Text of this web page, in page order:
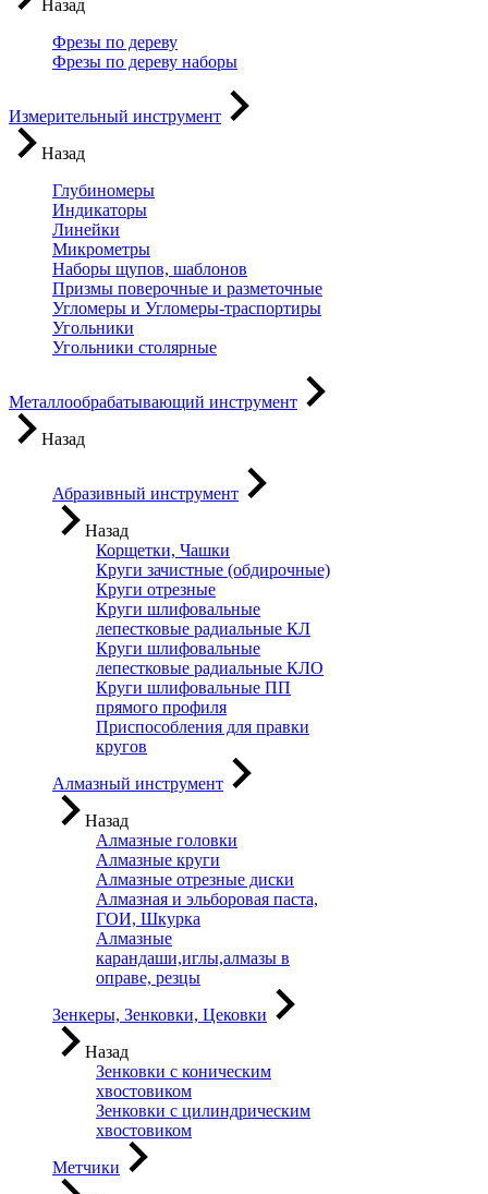
Назад
Фрезы по дереву
Фрезы по дереву наборы
Измерительный инструмент
Назад
Глубиномеры
Индикаторы
Линейки
Микрометры
Наборы щупов, шаблонов
Призмы поверочные и разметочные
Угломеры и Угломеры-траспортиры
Угольники
Угольники столярные
Металлообрабатывающий инструмент
Назад
Абразивный инструмент
Назад
Корщетки, Чашки
Круги зачистные (обдирочные)
Круги отрезные
Круги шлифовальные
лепестковые радиальные КЛ
Круги шлифовальные
лепестковые радиальные КЛО
Круги шлифовальные ПП
прямого профиля
Приспособления для правки
кругов
Алмазный инструмент
Назад
Алмазные головки
Алмазные круги
Алмазные отрезные диски
Алмазная и эльборовая паста,
ГОИ, Шкурка
Алмазные
карандаши,иглы,алмазы в
оправе, резцы
Зенкеры, Зенковки, Цековки
Назад
Зенковки с коническим
хвостовиком
Зенковки с цилиндрическим
хвостовиком
Метчики